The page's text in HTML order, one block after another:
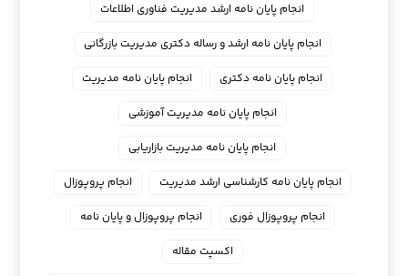
انجام پایان نامه ارشد مدیریت فناوری اطلاعات
انجام پایان نامه ارشد و رساله دکتری مدیریت بازرگانی
انجام پایان نامه دکتری
انجام پایان نامه مدیریت
انجام پایان نامه مدیریت آموزشی
انجام پایان نامه مدیریت بازاریابی
انجام پایان نامه کارشناسی ارشد مدیریت
انجام پروپوزال
انجام پروپوزال فوری
انجام پروپوزال و پایان نامه
اکسپت مقاله